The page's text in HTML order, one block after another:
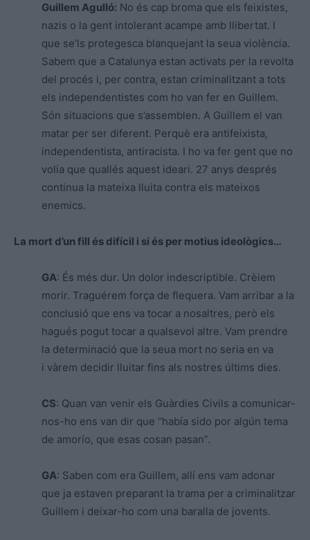
Guillem Agulló: No és cap broma que els feixistes,
nazis o la gent intolerant acampe amb llibertat. I
que se’ls protegesca blanquejant la seua violència.
Sabem que a Catalunya estan activats per la revolta
del procés i, per contra, estan criminalitzant a tots
els independentistes com ho van fer en Guillem.
Són situacions que s’assemblen. A Guillem el van
matar per ser diferent. Perquè era antifeixista,
independentista, antiracista. I ho va fer gent que no
volia que quallés aquest ideari. 27 anys després
continua la mateixa lluita contra els mateixos
enemics.
La mort d’un fill és difícil i si és per motius ideològics…
GA: És més dur. Un dolor indescriptible. Crèiem
morir. Traguérem força de flequera. Vam arribar a la
conclusió que ens va tocar a nosaltres, però els
hagués pogut tocar a qualsevol altre. Vam prendre
la determinació que la seua mort no seria en va
i vàrem decidir lluitar fins als nostres últims dies.
CS: Quan van venir els Guàrdies Civils a comunicar-
nos-ho ens van dir que “había sido por algún tema
de amorío, que esas cosan pasan”.
GA: Saben com era Guillem, allí ens vam adonar
que ja estaven preparant la trama per a criminalitzar
Guillem i deixar-ho com una baralla de jovents.